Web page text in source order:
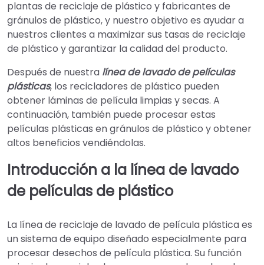
plantas de reciclaje de plástico y fabricantes de
gránulos de plástico, y nuestro objetivo es ayudar a
nuestros clientes a maximizar sus tasas de reciclaje
de plástico y garantizar la calidad del producto.
Después de nuestra línea de lavado de películas
plásticas, los recicladores de plástico pueden
obtener láminas de película limpias y secas. A
continuación, también puede procesar estas
películas plásticas en gránulos de plástico y obtener
altos beneficios vendiéndolas.
Introducción a la línea de lavado
de películas de plástico
La línea de reciclaje de lavado de película plástica es
un sistema de equipo diseñado especialmente para
procesar desechos de película plástica. Su función